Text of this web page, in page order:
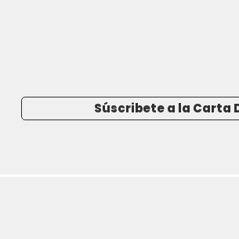
Súscribete a la Carta